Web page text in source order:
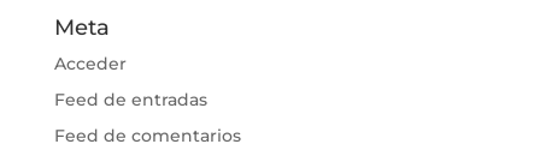
Meta
Acceder
Feed de entradas
Feed de comentarios